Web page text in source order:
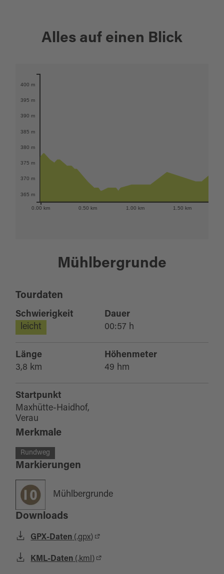
Alles auf einen Blick
0.00 km 0.50 km 1.00 km 1.50 km
365 m
370 m
375 m
380 m
385 m
390 m
395 m
400 m
Mühlbergrunde
Tourdaten
Schwierigkeit
leicht
Dauer
00:57 h
Länge
3,8 km
Höhenmeter
49 hm
Startpunkt
Maxhütte-Haidhof,
Verau
Merkmale
Rundweg
Markierungen
Mühlbergrunde
Downloads
GPX-Daten (.gpx)
KML-Daten (.kml)